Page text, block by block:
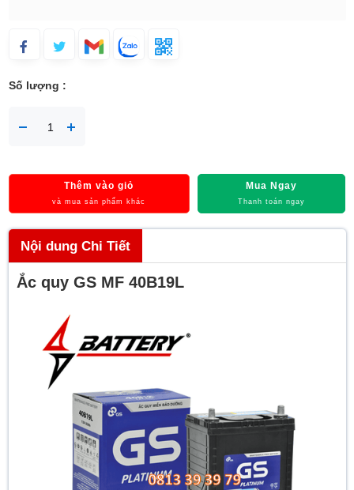
Số lượng :
Thêm vào giỏ
và mua sản phẩm khác
Mua Ngay
Thanh toán ngay
Nội dung Chi Tiết
Ắc quy GS MF 40B19L